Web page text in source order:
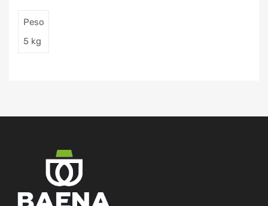
Peso
5 kg